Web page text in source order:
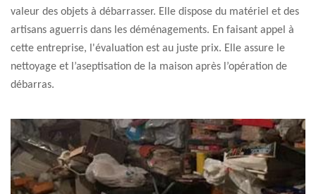
valeur des objets à débarrasser. Elle dispose du matériel et des
artisans aguerris dans les déménagements. En faisant appel à
cette entreprise, l'évaluation est au juste prix. Elle assure le
nettoyage et l’aseptisation de la maison après l’opération de
débarras.